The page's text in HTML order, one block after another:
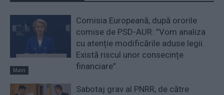
Main
Comisia Europeană, după ororile
comise de PSD-AUR: ”Vom analiza
cu atenție modificările aduse legii.
Există riscul unor consecințe
financiare”
Sabotaj grav al PNRR, de către